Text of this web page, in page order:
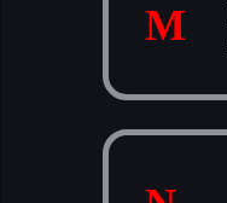
M